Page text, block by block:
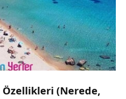
Özellikleri (Nerede,